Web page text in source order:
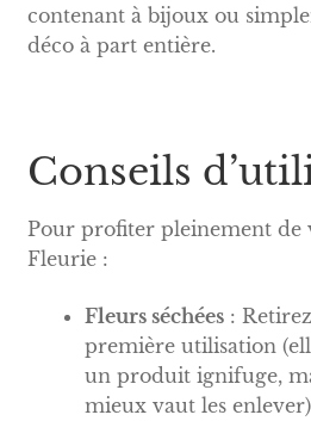
contenant à bijoux ou
déco à part entière.
Conseils
Pour profiter pleinement de
Fleurie :
Fleurs séchées:
première utilisation
un produit ignifuge,
mieux vaut les